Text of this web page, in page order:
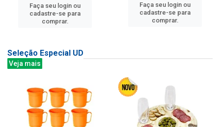
Faça seu login ou
cadastre-se para
comprar.
Faça seu login ou
cadastre-se para
comprar.
Seleção Especial UD
Veja mais